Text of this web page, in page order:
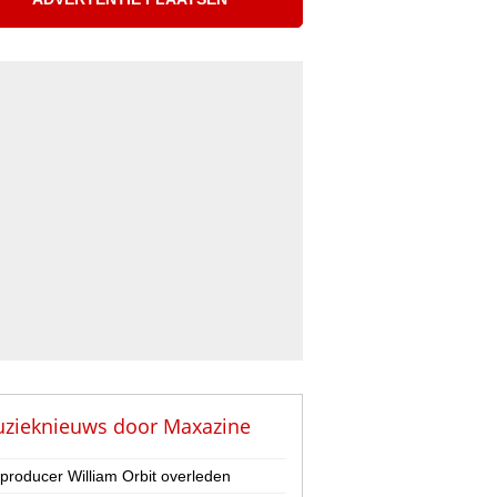
door Maxazine
William Orbit overleden